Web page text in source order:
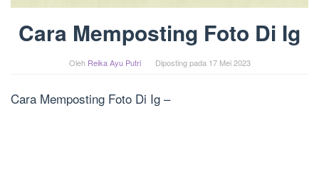
Cara Memposting Foto Di Ig
Oleh Reika Ayu Putri Diposting pada 17 Mei 2023
Cara Memposting Foto Di Ig –